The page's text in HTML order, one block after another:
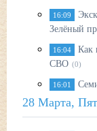
16:09
Зелёный
16:04
Как
СВО (0)
16:01
28 Марта,